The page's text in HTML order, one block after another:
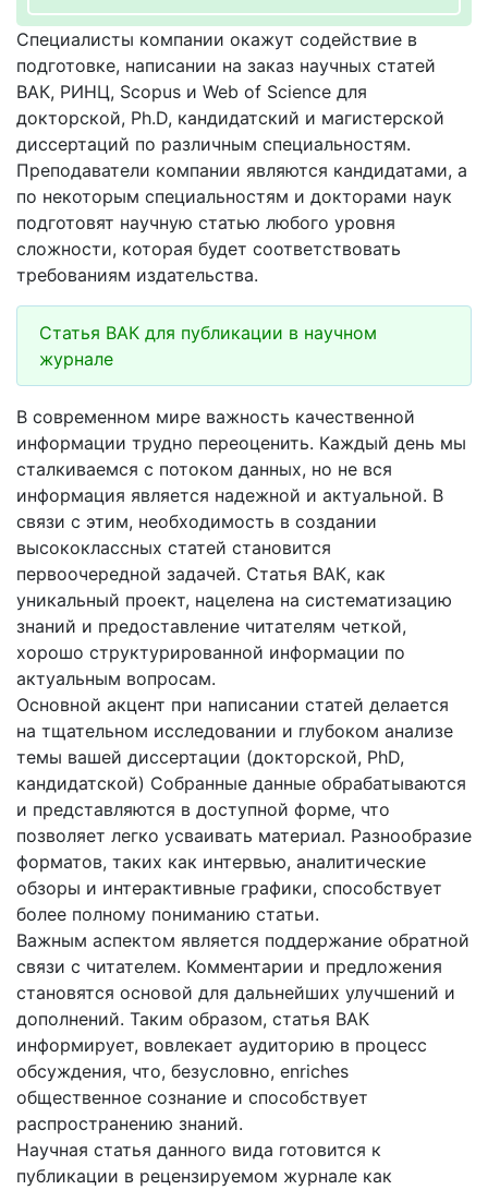
Специалисты компании окажут содействие в
подготовке, написании на заказ научных статей
ВАК, РИНЦ, Scopus и Web of Science для
докторской, Ph.D, кандидатский и магистерской
диссертаций по различным специальностям.
Преподаватели компании являются кандидатами, а
по некоторым специальностям и докторами наук
подготовят научную статью любого уровня
сложности, которая будет соответствовать
требованиям издательства.
Статья ВАК для публикации в научном
журнале
В современном мире важность качественной
информации трудно переоценить. Каждый день мы
сталкиваемся с потоком данных, но не вся
информация является надежной и актуальной. В
связи с этим, необходимость в создании
высококлассных статей становится
первоочередной задачей. Статья ВАК, как
уникальный проект, нацелена на систематизацию
знаний и предоставление читателям четкой,
хорошо структурированной информации по
актуальным вопросам.
Основной акцент при написании статей делается
на тщательном исследовании и глубоком анализе
темы вашей диссертации (докторской, PhD,
кандидатской) Собранные данные обрабатываются
и представляются в доступной форме, что
позволяет легко усваивать материал. Разнообразие
форматов, таких как интервью, аналитические
обзоры и интерактивные графики, способствует
более полному пониманию статьи.
Важным аспектом является поддержание обратной
связи с читателем. Комментарии и предложения
становятся основой для дальнейших улучшений и
дополнений. Таким образом, статья ВАК
информирует, вовлекает аудиторию в процесс
обсуждения, что, безусловно, enriches
общественное сознание и способствует
распространению знаний.
Научная статья данного вида готовится к
публикации в рецензируемом журнале как